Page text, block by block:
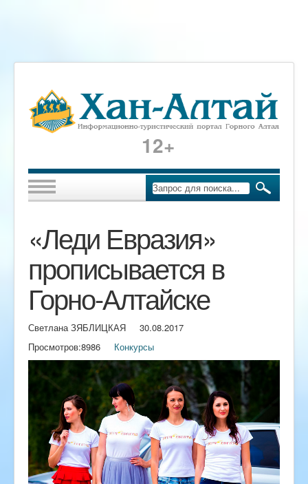
12+
«Леди Евразия»
прописывается в
Горно-Алтайске
Светлана ЗЯБЛИЦКАЯ
30.08.2017
Просмотров:8986 Конкурсы